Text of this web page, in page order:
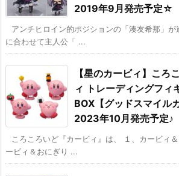
2019年9月発売予定☆
アンチヒロイン的ポジションの「湊友希那」
に合わせて主人公「 ...
【星のカービィ】ころ
ィ トレーディングフィ
BOX【グッドスマイル
2023年10月発売予定♪
ころころいど『カービィ』は、 １、カービィ
ービィ＆おにぎり ...